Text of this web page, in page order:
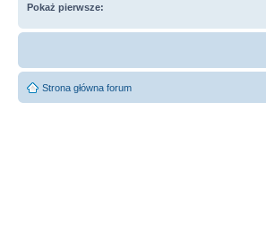
Pokaż pierwsze:
Strona główna forum